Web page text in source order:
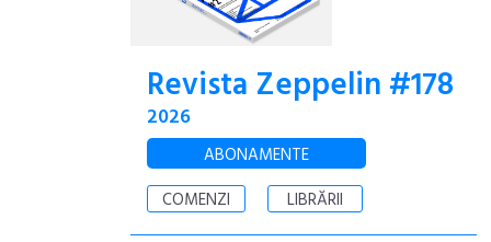
Revista Zeppelin #178
2026
ABONAMENTE
COMENZI
LIBRĂRII